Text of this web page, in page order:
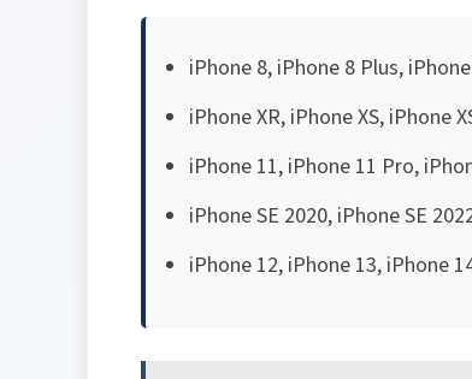
iPhone 8, iPhone 8 Plus,
iPhone XR, iPhone XS, iPhone
iPhone 11, iPhone 11 Pro,
iPhone SE 2020, iPhone SE
iPhone 12, iPhone 13, iPhone